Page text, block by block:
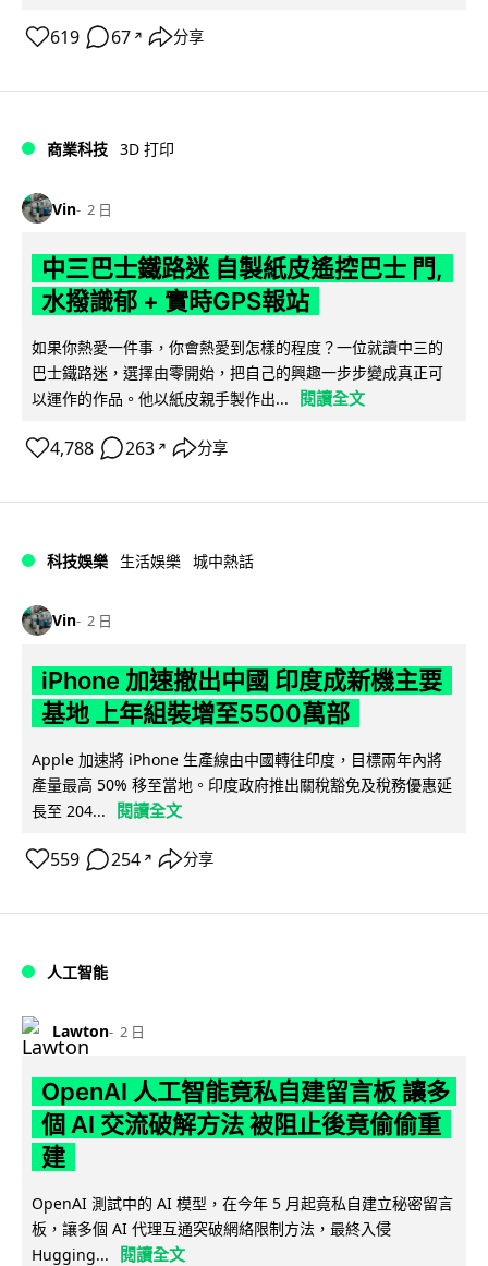
619 67 ↗ 分享
商業科技 3D 打印
Vin 2 日
中三巴士鐵路迷 自製紙皮遙控巴士 門,
水撥識郁 + 實時GPS報站
如果你熱愛一件事，你會熱愛到怎樣的程度？一位就讀中三的
巴士鐵路迷，選擇由零開始，把自己的興趣一步步變成真正可
以運作的作品。他以紙皮親手製作出...
閱讀全文
4,788 263 ↗ 分享
科技娛樂 生活娛樂 城中熱話
Vin 2 日
iPhone 加速撤出中國 印度成新機主要
基地 上年組裝增至5500萬部
Apple 加速將 iPhone 生產線由中國轉往印度，目標兩年內將
產量最高 50% 移至當地。印度政府推出關稅豁免及稅務優惠延
長至 204...
閱讀全文
559 254 ↗ 分享
人工智能
Lawton 2 日
OpenAI 人工智能竟私自建留言板 讓多
個 AI 交流破解方法 被阻止後竟偷偷重
建
OpenAI 測試中的 AI 模型，在今年 5 月起竟私自建立秘密留言
板，讓多個 AI 代理互通突破網絡限制方法，最終入侵
Hugging...
閱讀全文